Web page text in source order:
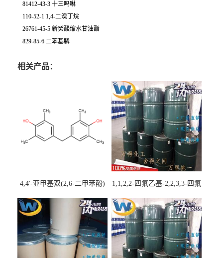
81412-43-3 十三吗啉
110-52-1 1,4-二溴丁烷
26761-45-5 新癸酸缩水甘油酯
829-85-6 二苯基膦
相关产品：
4,4'-亚甲基双(2,6-二甲苯酚)
1,1,2,2-四氟乙基-2,2,3,3-四氟